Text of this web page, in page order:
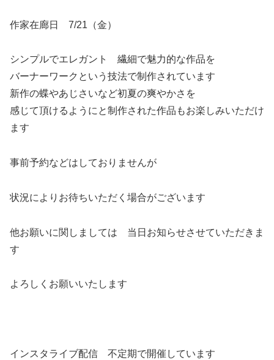
作家在廊日 7/21（金）
シンプルでエレガント 繊細で魅力的な作品を
バーナーワークという技法で制作されています
新作の蝶やあじさいなど初夏の爽やかさを
感じて頂けるようにと制作された作品もお楽しみいただけ
ます
事前予約などはしておりませんが
状況によりお待ちいただく場合がございます
他お願いに関しましては 当日お知らせさせていただきま
す
よろしくお願いいたします
インスタライブ配信 不定期で開催しています